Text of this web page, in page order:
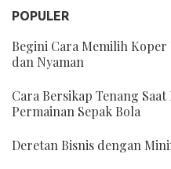
POPULER
Begini Cara Memilih
dan Nyaman
Cara Bersikap Tenang
Permainan Sepak Bola
Deretan Bisnis dengan